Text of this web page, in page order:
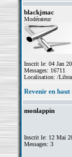
blackjmac
Modérateur
Inscrit le: 04 Jan
Messages: 16711
Localisation: /
Revenir en haut
monlappin
Inscrit le: 12 Mai
Messages: 3